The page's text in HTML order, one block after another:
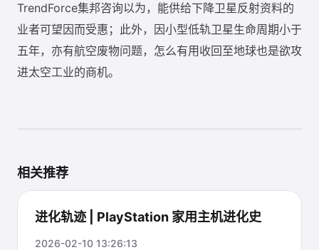
TrendForce集邦咨询以为，能供给下降卫星反射资料的
业者可望因而受惠；此外，因小型低轨卫星生命周期小于
五年，亦有航空废物问题，怎么有用收回至地球也是欲攻
进太空工业的商机。
相关推荐
进化轨迹 | PlayStation 家用主机进化史
2026-02-10 13:26:13